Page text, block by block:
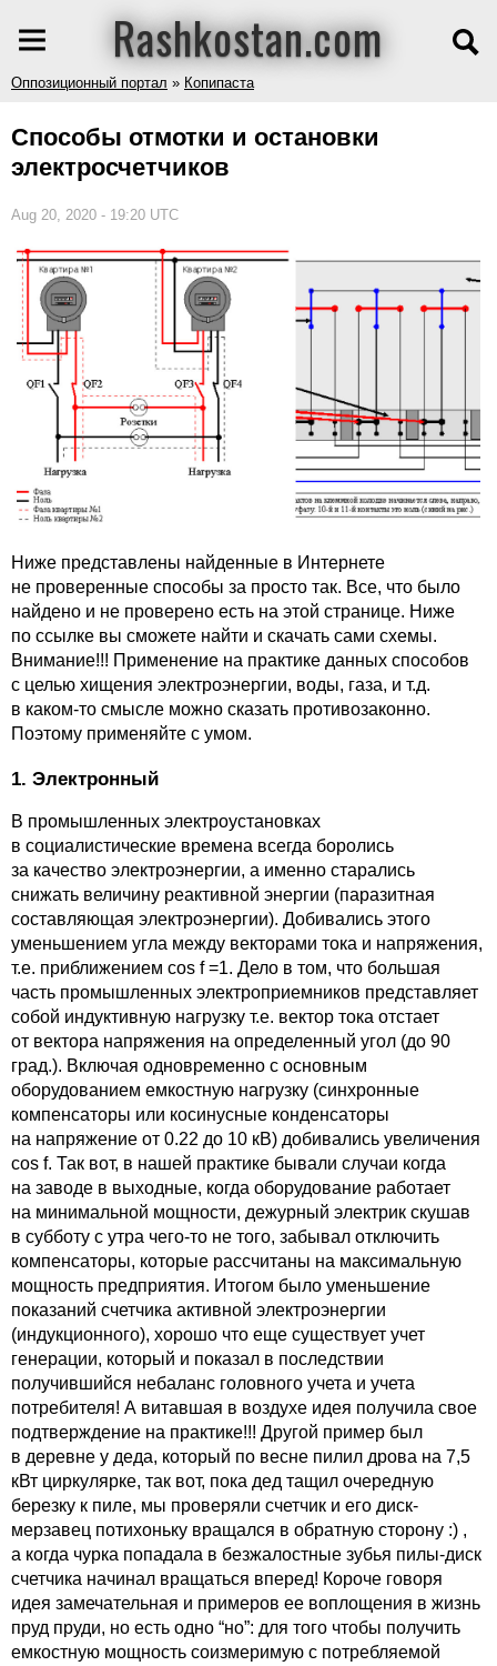
Rashkostan.com
Оппозиционный портал » Копипаста
Способы отмотки и остановки
электросчетчиков
Aug 20, 2020 - 19:20 UTC
Ниже представлены найденные в Интернете
не проверенные способы за просто так. Все, что было
найдено и не проверено есть на этой странице. Ниже
по ссылке вы сможете найти и скачать сами схемы.
Внимание!!! Применение на практике данных способов
с целью хищения электроэнергии, воды, газа, и т.д.
в каком-то смысле можно сказать противозаконно.
Поэтому применяйте с умом.
1. Электронный
В промышленных электроустановках
в социалистические времена всегда боролись
за качество электроэнергии, а именно старались
снижать величину реактивной энергии (паразитная
составляющая электроэнергии). Добивались этого
уменьшением угла между векторами тока и напряжения,
т.е. приближением cos f =1. Дело в том, что большая
часть промышленных электроприемников представляет
собой индуктивную нагрузку т.е. вектор тока отстает
от вектора напряжения на определенный угол (до 90
град.). Включая одновременно с основным
оборудованием емкостную нагрузку (синхронные
компенсаторы или косинусные конденсаторы
на напряжение от 0.22 до 10 кВ) добивались увеличения
cos f. Так вот, в нашей практике бывали случаи когда
на заводе в выходные, когда оборудование работает
на минимальной мощности, дежурный электрик скушав
в субботу с утра чего-то не того, забывал отключить
компенсаторы, которые рассчитаны на максимальную
мощность предприятия. Итогом было уменьшение
показаний счетчика активной электроэнергии
(индукционного), хорошо что еще существует учет
генерации, который и показал в последствии
получившийся небаланс головного учета и учета
потребителя! А витавшая в воздухе идея получила свое
подтверждение на практике!!! Другой пример был
в деревне у деда, который по весне пилил дрова на 7,5
кВт циркулярке, так вот, пока дед тащил очередную
березку к пиле, мы проверяли счетчик и его диск-
мерзавец потихоньку вращался в обратную сторону :) ,
а когда чурка попадала в безжалостные зубья пилы-диск
счетчика начинал вращаться вперед! Короче говоря
идея замечательная и примеров ее воплощения в жизнь
пруд пруди, но есть одно “но”: для того чтобы получить
емкостную мощность соизмеримую с потребляемой